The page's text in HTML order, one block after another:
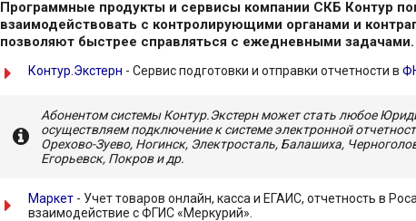
Программные продукты и сервисы компании СКБ Контур
взаимодействовать с контролирующими органами и
позволяют быстрее справляться с ежедневными задачами.
Контур.Экстерн - Сервис подготовки и отправки отчетности в
Абонентом системы Контур.Экстерн может стать любое
осуществляем подключение к системе электронной
Орехово-Зуево, Ногинск, Электросталь, Балашиха,
Егорьевск, Покров и др.
Маркет - Учет товаров онлайн, касса и ЕГАИС, отчетность в
взаимодействие с ФГИС «Меркурий».